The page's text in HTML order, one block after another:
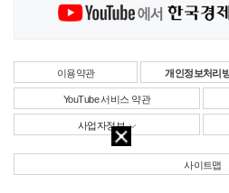
이용약관 개인정보처리
YouTube 서비스 약관
사업자정보
사이트맵